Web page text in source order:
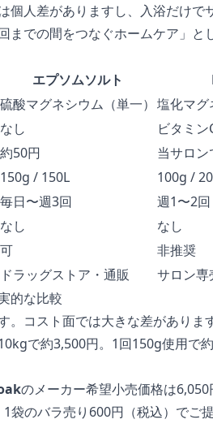
個人差がありますし、入浴だけ
までの間をつなぐホームケア」と
エプソムソルト
硫酸マグネシウム（単一） 塩化マ
なし
ビタミ
約50円
当サロ
150g / 150L
100g /
毎日〜週3回
週1〜2回
なし
なし
可
非推奨
ドラッグストア・通販
サロン専
的な比較
。コスト面では大きな差があります
で約3,500円。1回150g使用で
のメーカー希望小売価格は
袋のバラ売り600円（税込）でご